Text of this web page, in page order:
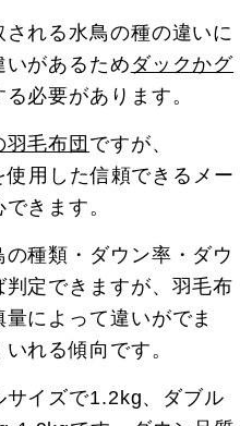
れる水鳥の種の違いに
いがあるため ダックかグ
る必要があります。
毛布団 ですが、
用した信頼できるメー
きます。
種類・ダウン率・ダウ
定できますが、羽毛布
によって違いがでま
れる傾向です。
イズで1.2kg、ダブル